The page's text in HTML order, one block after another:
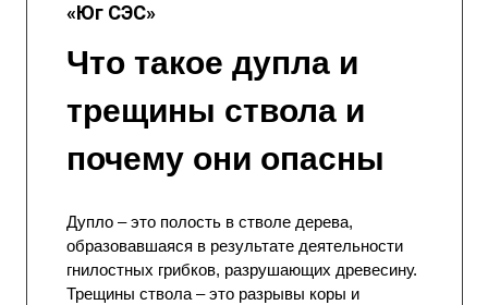
«Юг СЭС»
Что такое дупла и
трещины ствола и
почему они опасны
Дупло – это полость в стволе дерева,
образовавшаяся в результате деятельности
гнилостных грибков, разрушающих древесину.
Трещины ствола – это разрывы коры и